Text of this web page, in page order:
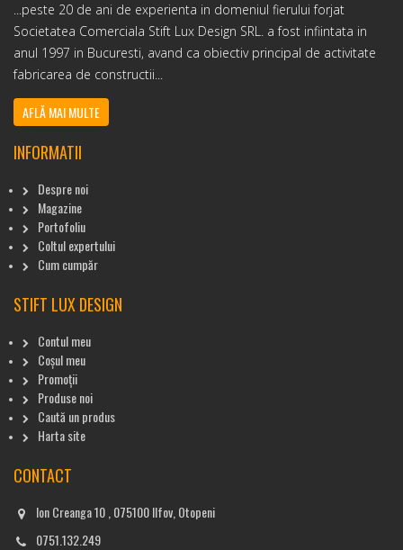
...peste 20 de ani de experienta in domeniul fierului forjat
Societatea Comerciala Stift Lux Design SRL. a fost infiintata in
anul 1997 in Bucuresti, avand ca obiectiv principal de activitate
fabricarea de constructii...
AFLĂ MAI MULTE
INFORMATII
Despre noi
Magazine
Portofoliu
Coltul expertului
Cum cumpăr
STIFT LUX DESIGN
Contul meu
Coșul meu
Promoții
Produse noi
Caută un produs
Harta site
CONTACT
Ion Creanga 10 , 075100 Ilfov, Otopeni
0751.132.249